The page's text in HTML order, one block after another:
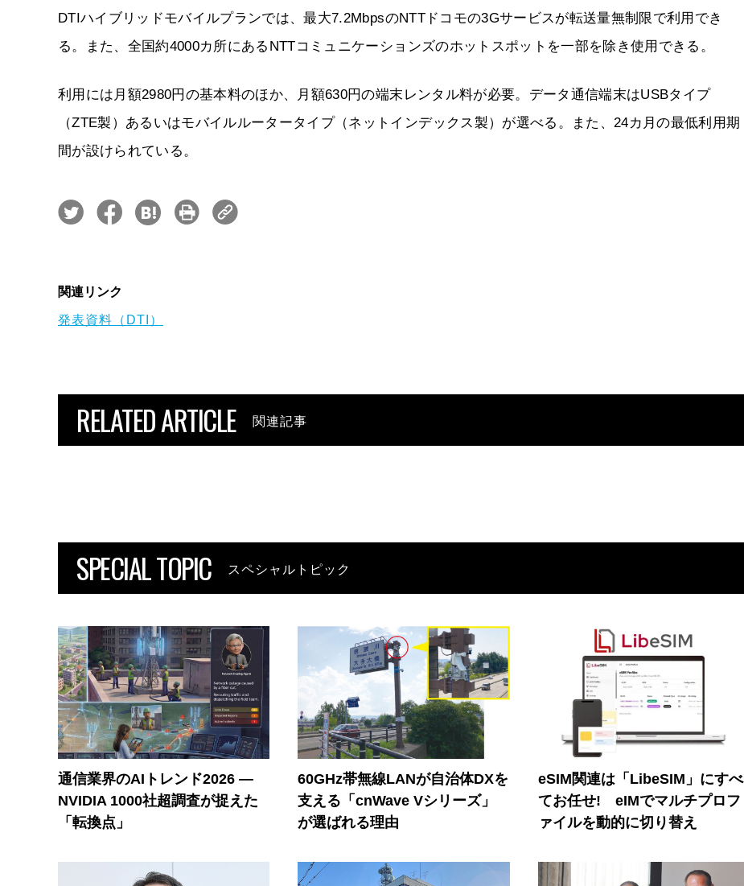
DTIハイブリッドモバイルプランでは、最大7.2MbpsのNTTドコモの3Gサービスが転送量無制限で利用でき
る。また、全国約4000カ所にあるNTTコミュニケーションズのホットスポットを一部を除き使用できる。
利用には月額2980円の基本料のほか、月額630円の端末レンタル料が必要。データ通信端末はUSBタイプ
（ZTE製）あるいはモバイルルータータイプ（ネットインデックス製）が選べる。また、24カ月の最低利用期
間が設けられている。
関連リンク
発表資料（DTI）
RELATED ARTICLE 関連記事
SPECIAL TOPIC スペシャルトピック
通信業界のAIトレンド2026 ―
NVIDIA 1000社超調査が捉えた
「転換点」
60GHz帯無線LANが自治体DXを
支える「cnWave Vシリーズ」
が選ばれる理由
eSIM関連は「LibeSIM」にすべ
てお任せ! eIMでマルチプロフ
ァイルを動的に切り替え